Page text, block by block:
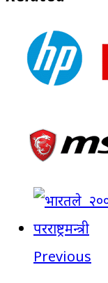
Previous